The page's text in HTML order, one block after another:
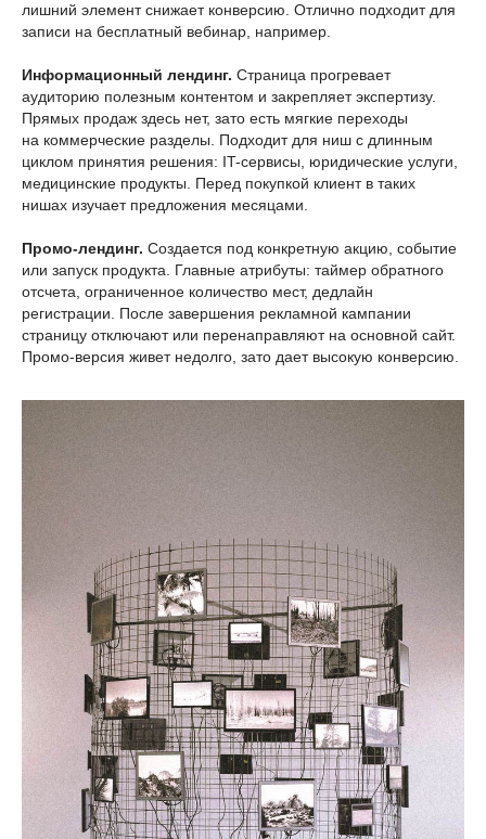
лишний элемент снижает конверсию. Отлично подходит для
записи на бесплатный вебинар, например.
Информационный лендинг. Страница прогревает
аудиторию полезным контентом и закрепляет экспертизу.
Прямых продаж здесь нет, зато есть мягкие переходы
на коммерческие разделы. Подходит для ниш с длинным
циклом принятия решения: IT-сервисы, юридические услуги,
медицинские продукты. Перед покупкой клиент в таких
нишах изучает предложения месяцами.
Промо-лендинг. Создается под конкретную акцию, событие
или запуск продукта. Главные атрибуты: таймер обратного
отсчета, ограниченное количество мест, дедлайн
регистрации. После завершения рекламной кампании
страницу отключают или перенаправляют на основной сайт.
Промо-версия живет недолго, зато дает высокую конверсию.